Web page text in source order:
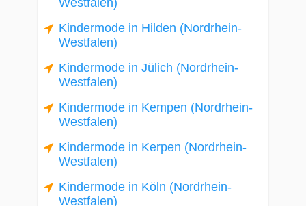
Westfalen)
Kindermode in Hilden (Nordrhein-
Westfalen)
Kindermode in Jülich (Nordrhein-
Westfalen)
Kindermode in Kempen (Nordrhein-
Westfalen)
Kindermode in Kerpen (Nordrhein-
Westfalen)
Kindermode in Köln (Nordrhein-
Westfalen)